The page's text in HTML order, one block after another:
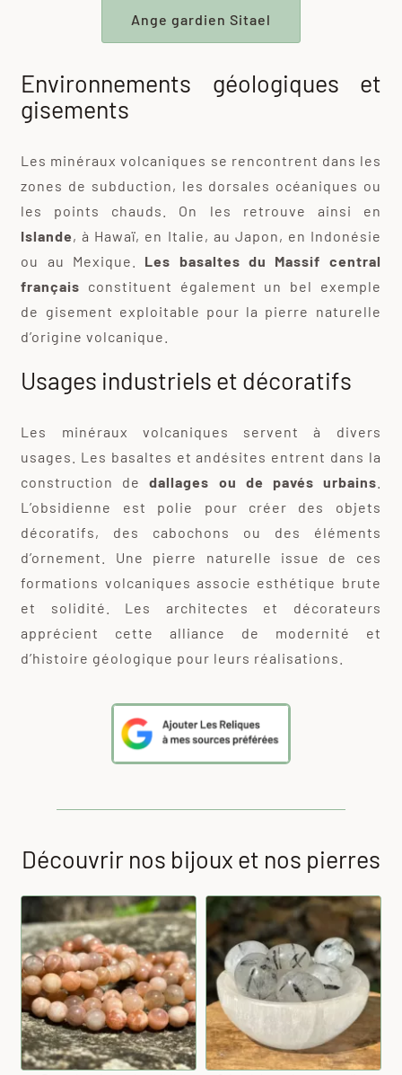
Ange gardien Sitael
Environnements géologiques et
gisements
Les minéraux volcaniques se rencontrent dans les
zones de subduction, les dorsales océaniques ou
les points chauds. On les retrouve ainsi en
Islande, à Hawaï, en Italie, au Japon, en Indonésie
ou au Mexique. Les basaltes du Massif central
français constituent également un bel exemple
de gisement exploitable pour la pierre naturelle
d’origine volcanique.
Usages industriels et décoratifs
Les minéraux volcaniques servent à divers
usages. Les basaltes et andésites entrent dans la
construction dedallages ou de pavés urbains
L’obsidienne est polie pour créer des objets
décoratifs, des cabochons ou des éléments
d’ornement. Une pierre naturelle issue de ces
formations volcaniques associe esthétique brute
et solidité. Les architectes et décorateurs
apprécient cette alliance de modernité et
d’histoire géologique pour leurs réalisations.
Découvrir nos bijoux et nos pierres